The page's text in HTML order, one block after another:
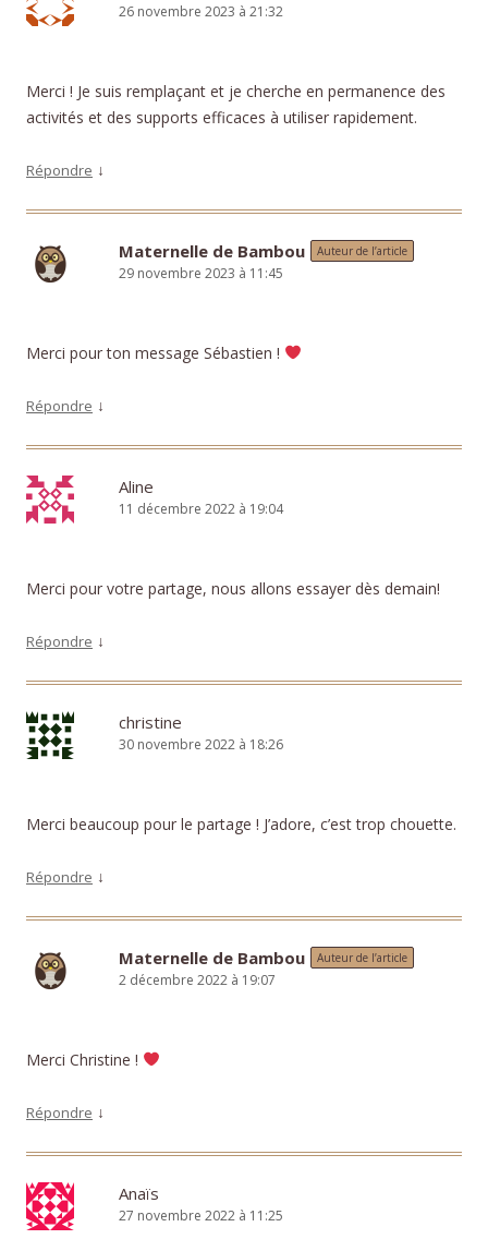
26 novembre 2023 à 21:32
Merci ! Je suis remplaçant et je cherche en permanence des
activités et des supports efficaces à utiliser rapidement.
Répondre ↓
Maternelle de Bambou Auteur de l’article
29 novembre 2023 à 11:45
Merci pour ton message Sébastien !
Répondre ↓
Aline
11 décembre 2022 à 19:04
Merci pour votre partage, nous allons essayer dès demain!
Répondre ↓
christine
30 novembre 2022 à 18:26
Merci beaucoup pour le partage ! J’adore, c’est trop chouette.
Répondre ↓
Maternelle de Bambou Auteur de l’article
2 décembre 2022 à 19:07
Merci Christine !
Répondre ↓
Anaïs
27 novembre 2022 à 11:25